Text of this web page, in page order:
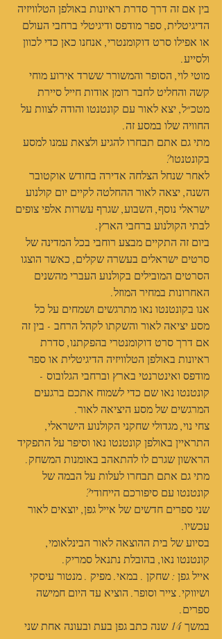
בין אם זה דרך סדרת ראיונות באולפן הטלוויזיה
הדיגיטלית, ספר מודפס ודיגיטלי ברחבי העולם
או אפילו סרט דוקומנטרי, אנחנו כאן כדי לכוון
ולסייע.
מוטי לוי, הסופר והמשורר ששרד אירוע מוחי
קשה והחליט לחבר רומן אודות חייל סיירת
מטכ״ל, יצא לאור עם קונטנטו והודה לצוות על
החוויה שלו במסע זה.
מתי גם אתם תבחרו להגיע ולצאת עמנו למסע
בקונטנטו?
לאחר שנחל הצלחה אדירה בחודש אוקטובר
השנה, יצאה לאור ההחלטה לקיים יום קולנוע
ישראלי נוסף, השבוע, שגרף עשרות אלפי צופים
לבתי הקולנוע ברחבי הארץ.
ביום זה התקיים מבצע רוחבי בכל המדינה של
סרטים ישראלים בעשרה שקלים, כאשר הוצגו
הסרטים המובילים בקולנוע העברי מהשנים
האחרונות במחיר המוזל.
אנו בקונטנטו נאו מתרגשים ושמחים על כל
מסע יציאה לאור והשקתו לקהל הרחב - בין זה
אם דרך סרט דוקומנטרי בהפקתנו, סדרת
ראיונות באולפן הטלוויזיה הדיגיטלית או ספר
מודפס ואינטרנטי בארץ וברחבי הגלובוס -
קונטנטו נאו שם כדי לשמוח אתכם ברגעים
המרגשים של מסע היציאה לאור.
צחי נוי, מגדולי שחקני הקולנוע הישראלי,
התראיין באולפן קונטנטו נאו וסיפר על התפקיד
הראשון שגרם לו להתאהב באומנות המשחק.
מתי גם אתם תבחרו לעלות על הבמה של
קונטנטו עם סיפורכם הייחודי?
שני ספרים חדשים של אייל גפן, יוצאים לאור
עכשיו.
בסיוע של בית ההוצאה לאור הבינלאומי,
קונטנטו נאו, בהובלת נתנאל סמריק.
אייל גפן : שחקן . במאי. מפיק . מנטור עיסקי
ושיווקי. צייר וסופר. הוציא עד היום חמישה
ספרים.
במשך 14 שנה כתב גפן בעת ובעונה אחת שני